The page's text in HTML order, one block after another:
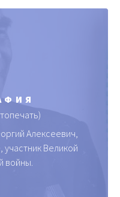
Алексеевич,
Великой
войны.